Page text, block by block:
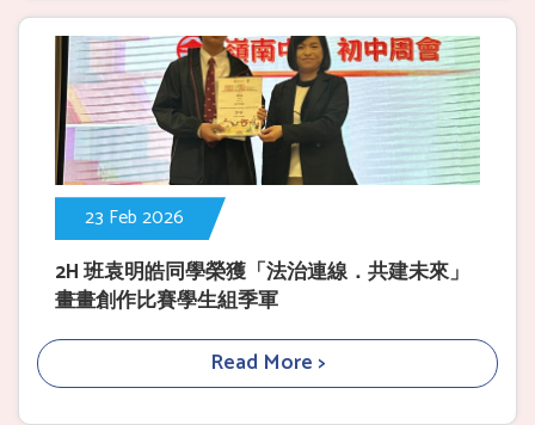
23 Feb 2026
2H 班袁明皓同學榮獲「法治連線．共建未來」
畫畫創作比賽學生組季軍
Read More >